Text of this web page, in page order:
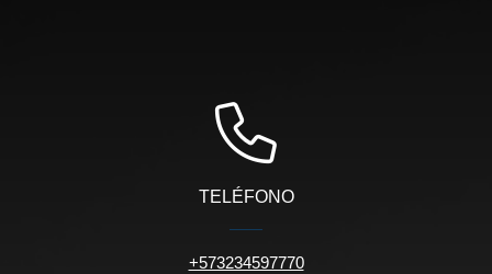
TELÉFONO
+573234597770